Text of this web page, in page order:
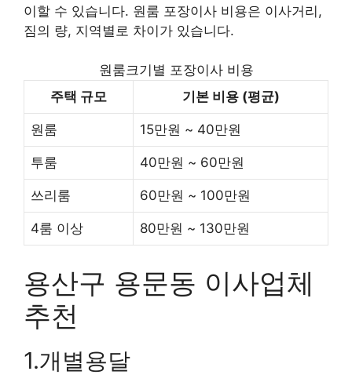
이할 수 있습니다. 원룸 포장이사 비용은 이사거리,
짐의 량, 지역별로 차이가 있습니다.
원룸크기별 포장이사 비용
주택 규모
기본 비용 (평균)
원룸 15만원 ~ 40만원
투룸 40만원 ~ 60만원
쓰리룸 60만원 ~ 100만원
4룸 이상 80만원 ~ 130만원
용산구 용문동 이사업체
추천
1.개별용달